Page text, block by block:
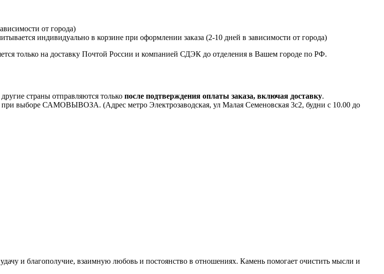
от города)
индивидуально в корзине при оформлении заказа (2-10 дней в зависимости от города)
только на доставку Почтой России и компанией СДЭК до отделения в Вашем городе по РФ.
страны отправляются только после подтверждения оплаты заказа, включая доставку.
выборе САМОВЫВОЗА. (Адрес метро Электрозаводская, ул Малая Семеновская 3с2, будни с 10.00 до
и благополучие, взаимную любовь и постоянство в отношениях. Камень помогает очистить мысли и